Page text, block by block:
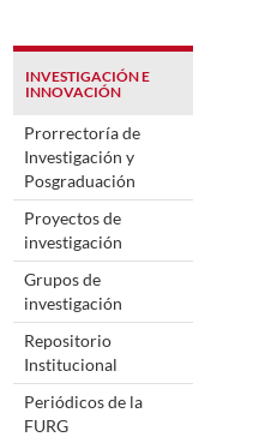
INVESTIGACIÓN E
INNOVACIÓN
Prorrectoría de
Investigación y
Posgraduación
Proyectos de
investigación
Grupos de
investigación
Repositorio
Institucional
Periódicos de la
FURG